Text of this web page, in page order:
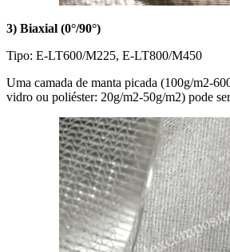
3) Biaxial (0°/90°)
Tipo: E-LT600/M225, E-LT800/M450
Uma camada de manta picada (100g/m2-
vidro ou poliéster: 20g/m2-50g/m2) pode